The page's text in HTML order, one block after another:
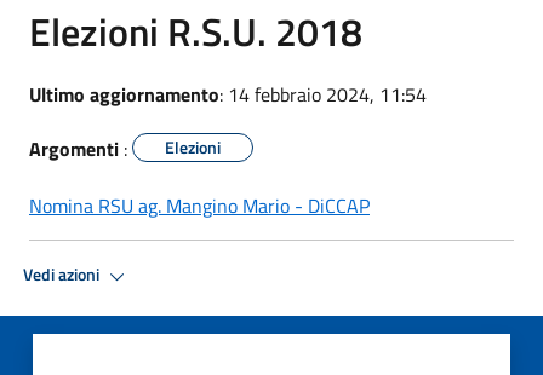
Elezioni R.S.U. 2018
Ultimo aggiornamento: 14 febbraio 2024, 11:54
Argomenti : Elezioni
Nomina RSU ag. Mangino Mario - DiCCAP
Vedi azioni